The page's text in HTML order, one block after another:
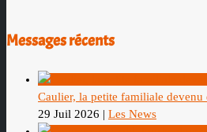
Messages récents
Caulier, la petite familiale devenu
29 Juil 2026 | Les News